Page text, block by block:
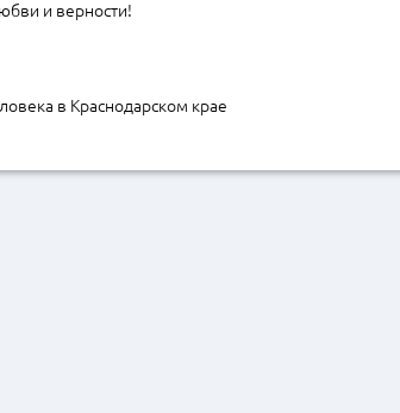
и верности!
в Краснодарском крае